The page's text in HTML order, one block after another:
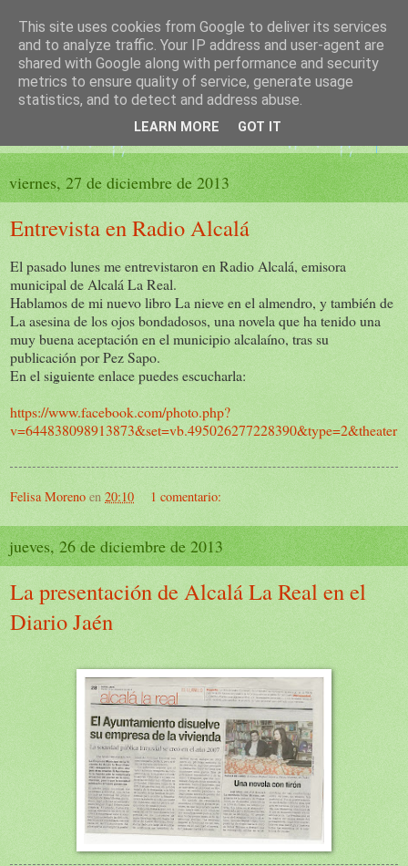
El sueño de las palabras
PÁGINA LITERARIA DE FELISA MORENO
viernes, 27 de diciembre de 2013
Entrevista en Radio Alcalá
El pasado lunes me entrevistaron en Radio Alcalá, emisora
municipal de Alcalá La Real.
Hablamos de mi nuevo libro La nieve en el almendro, y también de
La asesina de los ojos bondadosos, una novela que ha tenido una
muy buena aceptación en el municipio alcalaíno, tras su
publicación por Pez Sapo.
En el siguiente enlace puedes escucharla:
https://www.facebook.com/photo.php?
v=644838098913873&set=vb.495026277228390&type=2&theater
Felisa Moreno en 20:10 1 comentario:
jueves, 26 de diciembre de 2013
La presentación de Alcalá La Real en el
Diario Jaén
This site uses cookies from Google to deliver its services
and to analyze traffic. Your IP address and user-agent are
shared with Google along with performance and security
metrics to ensure quality of service, generate usage
statistics, and to detect and address abuse.
LEARN MORE GOT IT